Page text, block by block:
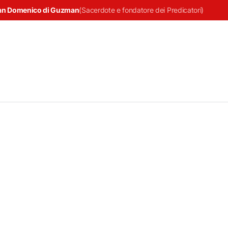
Domenico di Guzman(Sacerdote e fondatore dei Predicatori)